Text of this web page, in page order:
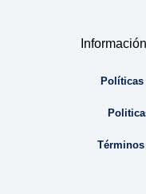
Políticas